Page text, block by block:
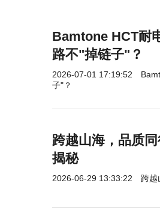
Bamtone HCT耐
路不"掉链子"？
2026-07-01 17:19:52
子"？
跨越山海，品质
揭秘
2026-06-29 13:33:22 跨越